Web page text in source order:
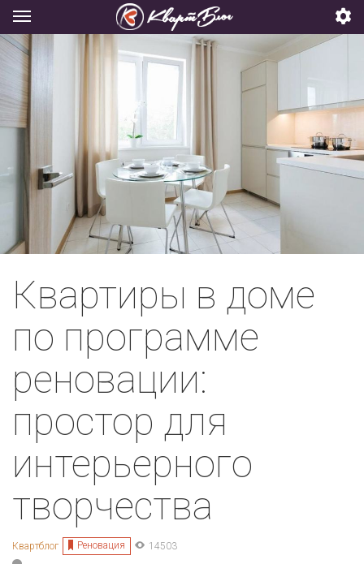
Квартиры в доме
по программе
реновации:
простор для
интерьерного
творчества
Квартблог Реновация 14503